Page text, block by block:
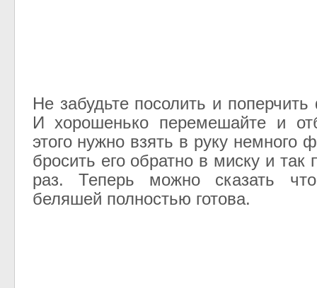
Не забудьте посолить и
И хорошенько перемешайте и
этого нужно взять в руку немного
бросить его обратно в миску и так
раз. Теперь можно сказать
беляшей полностью готова.